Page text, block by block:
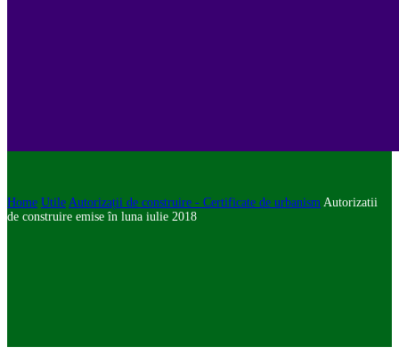
Home Utile Autorizații de construire - Certificate de urbanism Autorizatii
de construire emise în luna iulie 2018